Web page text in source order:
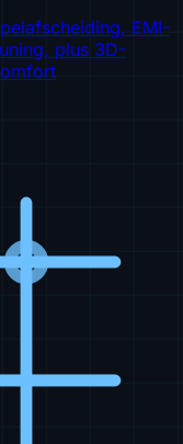
EMI-
plus 3D-